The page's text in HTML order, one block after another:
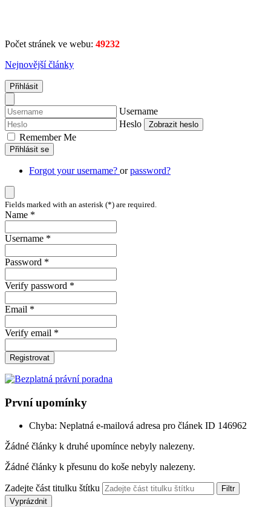
Počet stránek ve webu: 49232
Nejnovější články
Přihlásit
Username
Heslo
Zobrazit heslo
Remember Me
Přihlásit se
Forgot your username? orpassword?
Fields marked with an asterisk (*) are required.
Name *
Username *
Password *
Verify password *
Email *
Verify email *
Registrovat
První upomínky
Chyba: Neplatná e-mailová adresa pro článek ID 146962
Žádné články k druhé upomínce nebyly nalezeny.
Žádné články k přesunu do koše nebyly nalezeny.
Zadejte část titulku štítku
Filtr
Vyprázdnit